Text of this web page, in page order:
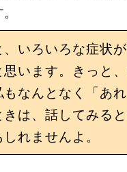
いろいろな症状
います。きっと
なんとなく「あ
は、話してみる
れませんよ。